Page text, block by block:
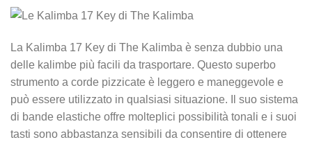
La Kalimba 17 Key di The Kalimba è senza dubbio una
delle kalimbe più facili da trasportare. Questo superbo
strumento a corde pizzicate è leggero e maneggevole e
può essere utilizzato in qualsiasi situazione. Il suo sistema
di bande elastiche offre molteplici possibilità tonali e i suoi
tasti sono abbastanza sensibili da consentire di ottenere